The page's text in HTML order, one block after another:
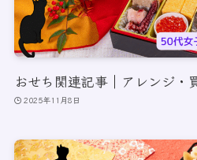
おせち関連記事｜アレンジ・
2025年11月8日